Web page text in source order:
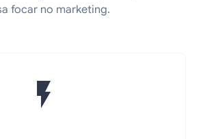
focar no marketing.